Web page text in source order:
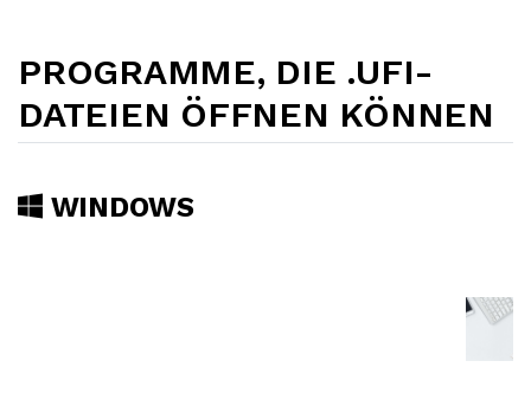
PROGRAMME, DIE .UFI-
DATEIEN ÖFFNEN KÖNNEN
WINDOWS